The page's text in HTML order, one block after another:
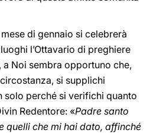
di gennaio si celebrerà
l’Ottavario di preghiere
a Noi sembra opportuno che,
si supplichi
solo perché si verifichi quanto
Redentore: «Padre santo
quelli che mi hai dato, affinché